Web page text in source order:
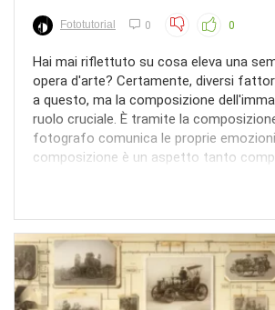
Fototutorial 0 0
Hai mai riflettuto su cosa eleva una
opera d'arte? Certamente, diversi
a questo, ma la composizione
ruolo cruciale. È tramite la
fotografo comunica le proprie
composizione è un aspetto tanto